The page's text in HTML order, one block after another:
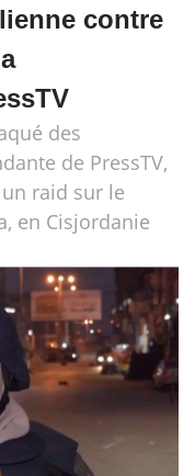
contre
des
de PressTV,
raid sur le
en Cisjordanie